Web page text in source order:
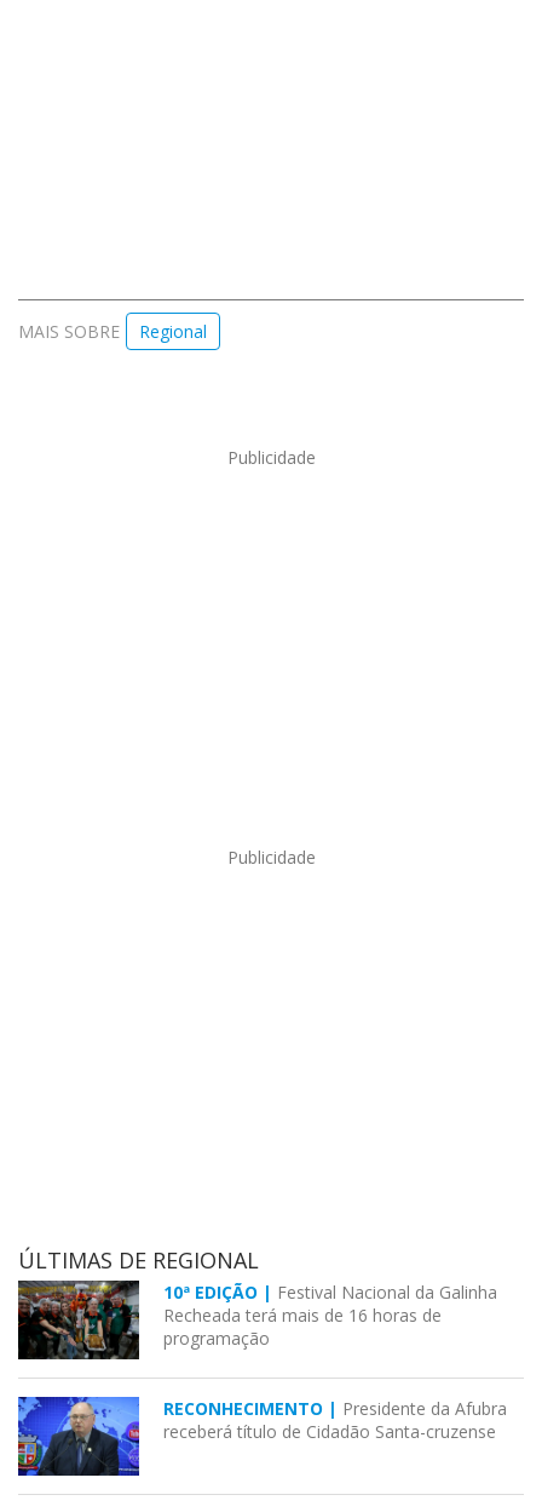
MAIS SOBRE Regional
Publicidade
Publicidade
ÚLTIMAS DE REGIONAL
10ª EDIÇÃO | Festival Nacional da Galinha
Recheada terá mais de 16 horas de
programação
RECONHECIMENTO | Presidente da Afubra
receberá título de Cidadão Santa-cruzense